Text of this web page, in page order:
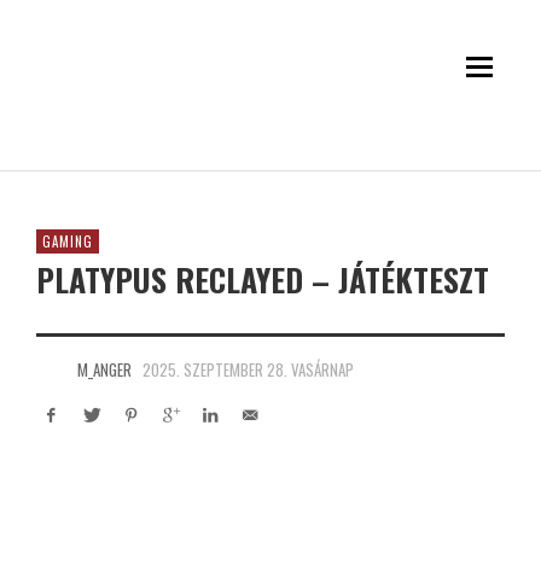
GAMING
PLATYPUS RECLAYED – JÁTÉKTESZT
M_ANGER 2025. SZEPTEMBER 28. VASÁRNAP